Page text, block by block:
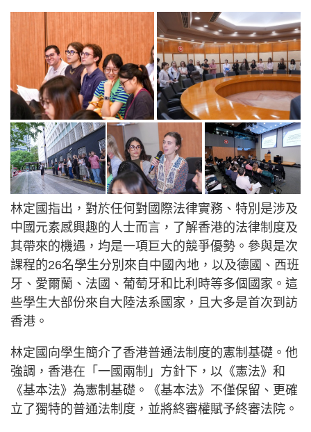
林定國指出，對於任何對國際法律實務、特別是涉及
中國元素感興趣的人士而言，了解香港的法律制度及
其帶來的機遇，均是一項巨大的競爭優勢。參與是次
課程的26名學生分別來自中國內地，以及德國、西班
牙、愛爾蘭、法國、葡萄牙和比利時等多個國家。這
些學生大部份來自大陸法系國家，且大多是首次到訪
香港。
林定國向學生簡介了香港普通法制度的憲制基礎。他
強調，香港在「一國兩制」方針下，以《憲法》和
《基本法》為憲制基礎。《基本法》不僅保留、更確
立了獨特的普通法制度，並將終審權賦予終審法院。